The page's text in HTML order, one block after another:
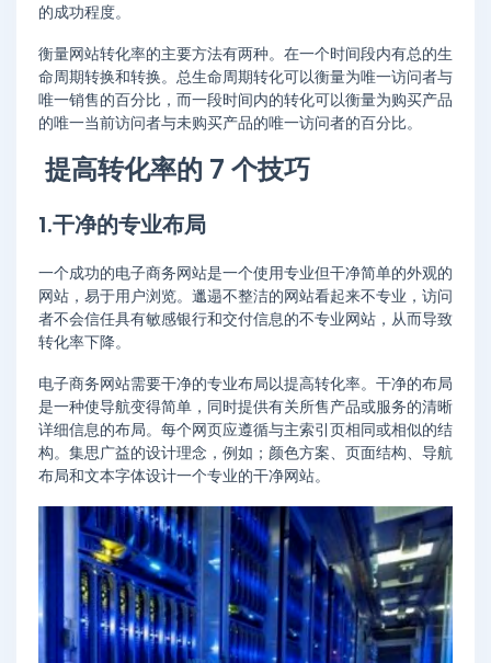
的成功程度。
衡量网站转化率的主要方法有两种。在一个时间段内有总的生
命周期转换和转换。总生命周期转化可以衡量为唯一访问者与
唯一销售的百分比，而一段时间内的转化可以衡量为购买产品
的唯一当前访问者与未购买产品的唯一访问者的百分比。
提高转化率的 7 个技巧
1.干净的专业布局
一个成功的电子商务网站是一个使用专业但干净简单的外观的
网站，易于用户浏览。邋遢不整洁的网站看起来不专业，访问
者不会信任具有敏感银行和交付信息的不专业网站，从而导致
转化率下降。
电子商务网站需要干净的专业布局以提高转化率。干净的布局
是一种使导航变得简单，同时提供有关所售产品或服务的清晰
详细信息的布局。每个网页应遵循与主索引页相同或相似的结
构。集思广益的设计理念，例如；颜色方案、页面结构、导航
布局和文本字体设计一个专业的干净网站。